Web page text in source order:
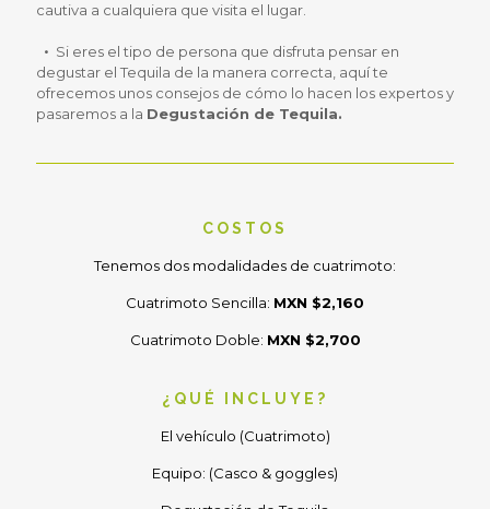
cautiva a cualquiera que visita el lugar.
Si eres el tipo de persona que disfruta pensar en
degustar el Tequila de la manera correcta, aquí te
ofrecemos unos consejos de cómo lo hacen los expertos y
pasaremos a la Degustación de Tequila.
COSTOS
Tenemos dos modalidades de cuatrimoto:
Cuatrimoto Sencilla: MXN $2,160
Cuatrimoto Doble: MXN $2,700
¿QUÉ INCLUYE?
El vehículo (Cuatrimoto)
Equipo: (Casco & goggles)